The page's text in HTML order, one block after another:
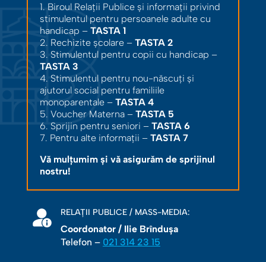
1. Biroul Relații Publice și informații privind
stimulentul pentru persoanele adulte cu
handicap – TASTA 1
2. Rechizite școlare – TASTA 2
3. Stimulentul pentru copii cu handicap –
TASTA 3
4. Stimulentul pentru nou-născuți și
ajutorul social pentru familiile
monoparentale – TASTA 4
5. Voucher Materna – TASTA 5
6. Sprijin pentru seniori – TASTA 6
7. Pentru alte informații – TASTA 7
Vă mulțumim și vă asigurăm de sprijinul
nostru!
RELAȚII PUBLICE / MASS-MEDIA:
Coordonator / Ilie Brîndușa
Telefon – 021 314 23 15